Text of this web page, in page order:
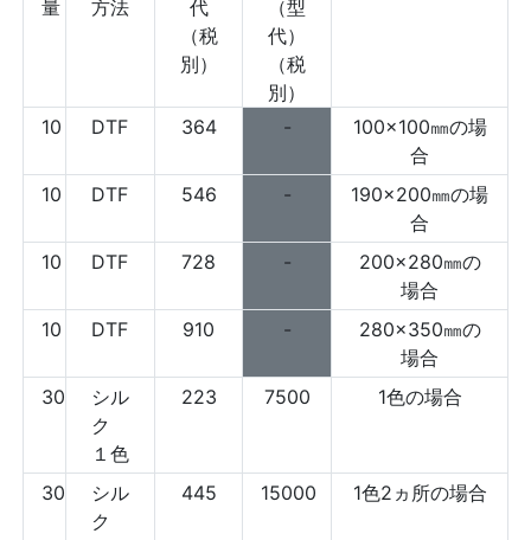
量
方法
代
（税
別）
（型
代）
（税
別）
10 DTF 364 -
100×100㎜の場
合
10
DTF 546 -
190×200㎜の場
合
10
DTF 728 -
200×280㎜の
場合
10
DTF 910 -
280×350㎜の
場合
30
シル
ク
１色
223 7500 1色の場合
30
シル
ク
445 15000 1色2ヵ所の場合